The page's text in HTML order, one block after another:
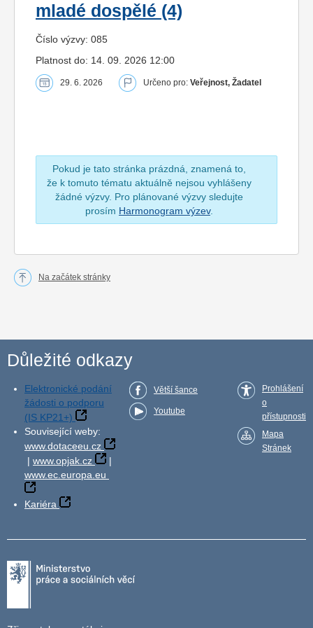
mladé dospělé (4)
Číslo výzvy: 085
Platnost do: 14. 09. 2026 12:00
29. 6. 2026 Určeno pro: Veřejnost, Žadatel
Pokud je tato stránka prázdná, znamená to,
že k tomuto tématu aktuálně nejsou vyhlášeny
žádné výzvy. Pro plánované výzvy sledujte
prosím Harmonogram výzev.
Na začátek stránky
Důležité odkazy
Elektronické podání
žádosti o podporu
(IS KP21+)
Související weby:
www.dotaceeu.cz
| www.opjak.cz
|
www.ec.europa.eu
Kariéra
Větší šance
Youtube
Prohlášení
o
přístupnosti
Mapa
Stránek